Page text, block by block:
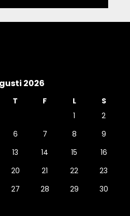
2026
T F L
S
1
2
6 7 8
9
13 14 15
16
20 21 22
23
27 28 29
30